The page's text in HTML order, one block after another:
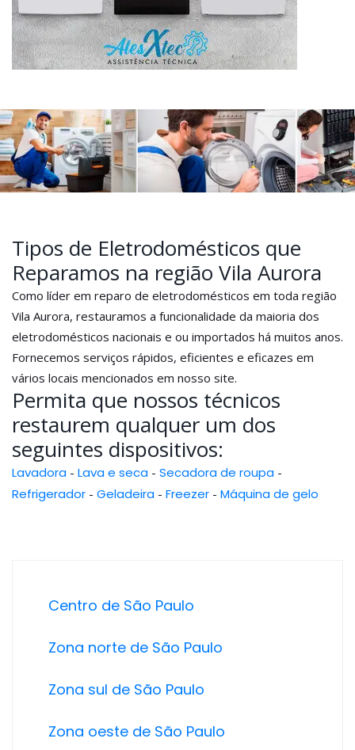
Tipos de Eletrodomésticos que
Reparamos na região Vila Aurora
Como líder em reparo de eletrodomésticos em toda região
Vila Aurora, restauramos a funcionalidade da maioria dos
eletrodomésticos nacionais e ou importados há muitos anos.
Fornecemos serviços rápidos, eficientes e eficazes em
vários locais mencionados em nosso site.
Permita que nossos técnicos
restaurem qualquer um dos
seguintes dispositivos:
Lavadora - Lava e seca - Secadora de roupa -
Refrigerador - Geladeira - Freezer - Máquina de gelo
Centro de São Paulo
Zona norte de São Paulo
Zona sul de São Paulo
Zona oeste de São Paulo